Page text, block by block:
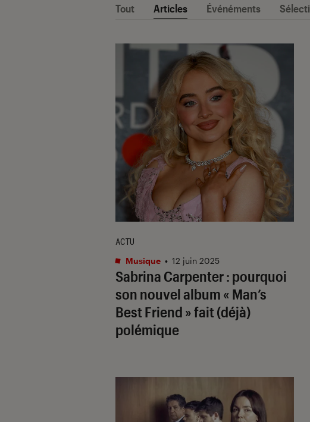
Tout Articles Événéments
Sabrina Carpenter : pourquoi
son nouvel album « Man’s
Best Friend » fait (déjà)
polémique
ACTU
Musique • 12 juin 2025